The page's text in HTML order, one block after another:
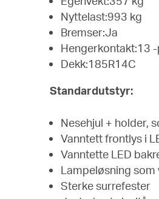
Nyttelast:993 kg
Bremser:Ja
Hengerkontakt:13
Dekk:185R14C
Standardutstyr:
Nesehjul + holder,
Vanntett frontlys i
Vanntette LED
Lampeløsning som
Sterke surrefester